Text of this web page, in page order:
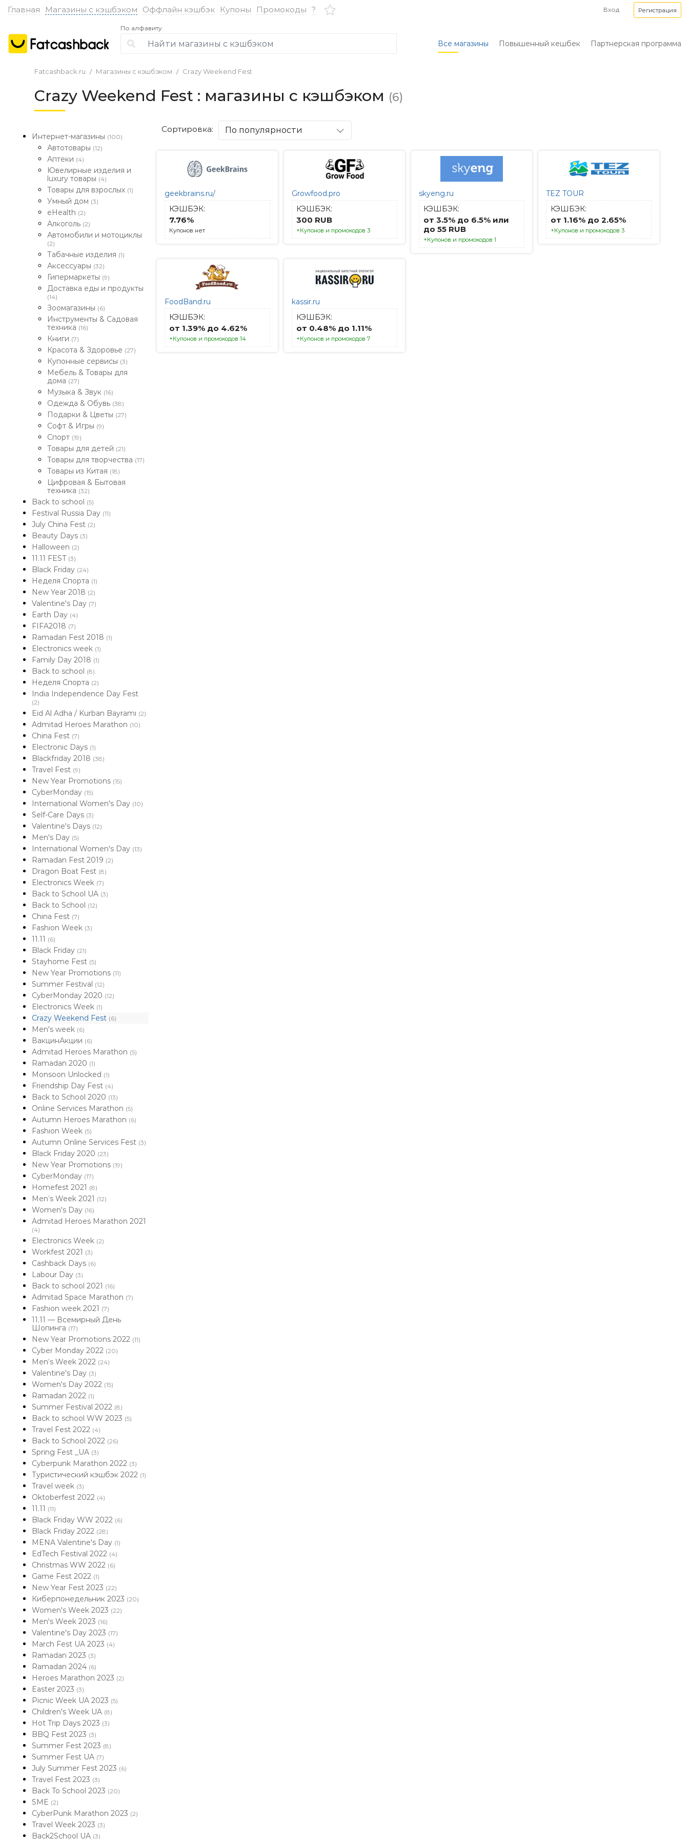
Главная Магазины с кэшбэком Оффлайн кэшбэк Купоны Промокоды ? Вход Регистрация
По алфавиту
Все магазины Повышенный кешбек Партнерская программа
Fatcashback.ru Магазины с кэшбэком Crazy Weekend Fest
Crazy Weekend Fest : магазины с кэшбэком (6)
Интернет-магазины (100)
Автотовары (12)
Аптеки (4)
Ювелирные изделия и
luxury товары (4)
Товары для взрослых (1)
Умный дом (3)
eHealth (2)
Алкоголь (2)
Автомобили и мотоциклы
(2)
Табачные изделия (1)
Аксессуары (32)
Гипермаркеты (9)
Доставка еды и продукты
(14)
Зоомагазины (6)
Инструменты & Садовая
техника (16)
Книги (7)
Красота & Здоровье (27)
Купонные сервисы (3)
Мебель & Товары для
дома (27)
Музыка & Звук (16)
Одежда & Обувь (38)
Подарки & Цветы (27)
Софт & Игры (9)
Спорт (19)
Товары для детей (21)
Товары для творчества (17)
Товары из Китая (18)
Цифровая & Бытовая
техника (32)
Back to school (5)
Festival Russia Day (11)
July China Fest (2)
Beauty Days (3)
Halloween (2)
11.11 FEST (3)
Black Friday (24)
Неделя Спорта (1)
New Year 2018 (2)
Valentine's Day (7)
Earth Day (4)
FIFA2018 (7)
Ramadan Fest 2018 (1)
Electronics week (1)
Family Day 2018 (1)
Back to school (8)
Неделя Спорта (2)
India Independence Day Fest
(2)
Eid Al Adha / Kurban Bayramı (2)
Admitad Heroes Marathon (10)
China Fest (7)
Electronic Days (1)
Blackfriday 2018 (38)
Travel Fest (9)
New Year Promotions (15)
CyberMonday (15)
International Women's Day (10)
Self-Care Days (3)
Valentine's Days (12)
Men's Day (5)
International Women's Day (13)
Ramadan Fest 2019 (2)
Dragon Boat Fest (8)
Electronics Week (7)
Back to School UA (3)
Back to School (12)
China Fest (7)
Fashion Week (3)
11.11 (6)
Black Friday (21)
Stayhome Fest (5)
New Year Promotions (11)
Summer Festival (12)
CyberMonday 2020 (12)
Electronics Week (1)
Crazy Weekend Fest (6)
Men's week (6)
ВакцинАкции (6)
Admitad Heroes Marathon (5)
Ramadan 2020 (1)
Monsoon Unlocked (1)
Friendship Day Fest (4)
Back to School 2020 (13)
Online Services Marathon (5)
Autumn Heroes Marathon (6)
Fashion Week (5)
Autumn Online Services Fest (3)
Black Friday 2020 (23)
New Year Promotions (19)
CyberMonday (17)
Homefest 2021 (8)
Men’s Week 2021 (12)
Women's Day (16)
Admitad Heroes Marathon 2021
(4)
Electronics Week (2)
Workfest 2021 (3)
Cashback Days (6)
Labour Day (3)
Back to school 2021 (16)
Admitad Space Marathon (7)
Fashion week 2021 (7)
11.11 — Всемирный День
Шопинга (17)
New Year Promotions 2022 (11)
Cyber Monday 2022 (20)
Men’s Week 2022 (24)
Valentine's Day (3)
Women's Day 2022 (15)
Ramadan 2022 (1)
Summer Festival 2022 (8)
Back to school WW 2023 (5)
Travel Fest 2022 (4)
Back to School 2022 (26)
Spring Fest _UA (3)
Cyberpunk Marathon 2022 (3)
Туристический кэшбэк 2022 (1)
Travel week (3)
Oktoberfest 2022 (4)
11.11 (11)
Black Friday WW 2022 (6)
Black Friday 2022 (28)
MENA Valentine's Day (1)
EdTech Festival 2022 (4)
Christmas WW 2022 (6)
Game Fest 2022 (1)
New Year Fest 2023 (22)
Киберпонедельник 2023 (20)
Women's Week 2023 (22)
Men's Week 2023 (16)
Valentine's Day 2023 (17)
March Fest UA 2023 (4)
Ramadan 2023 (3)
Ramadan 2024 (6)
Heroes Marathon 2023 (2)
Easter 2023 (3)
Picnic Week UA 2023 (5)
Children's Week UA (8)
Hot Trip Days 2023 (3)
BBQ Fest 2023 (3)
Summer Fest 2023 (8)
Summer Fest UA (7)
July Summer Fest 2023 (6)
Travel Fest 2023 (3)
Back To School 2023 (20)
SME (2)
CyberPunk Marathon 2023 (2)
Travel Week 2023 (3)
Back2School UA (3)
Сортировка: По популярности
geekbrains.ru/
КЭШБЭК:
7.76%
Купонов нет
Growfood.pro
КЭШБЭК:
300 RUB
+Купонов и промокодов 3
skyeng.ru
КЭШБЭК:
от 3.5% до 6.5% или
до 55 RUB
+Купонов и промокодов 1
TEZ TOUR
КЭШБЭК:
от 1.16% до 2.65%
+Купонов и промокодов 3
FoodBand.ru
КЭШБЭК:
от 1.39% до 4.62%
+Купонов и промокодов 14
kassir.ru
КЭШБЭК:
от 0.48% до 1.11%
+Купонов и промокодов 7